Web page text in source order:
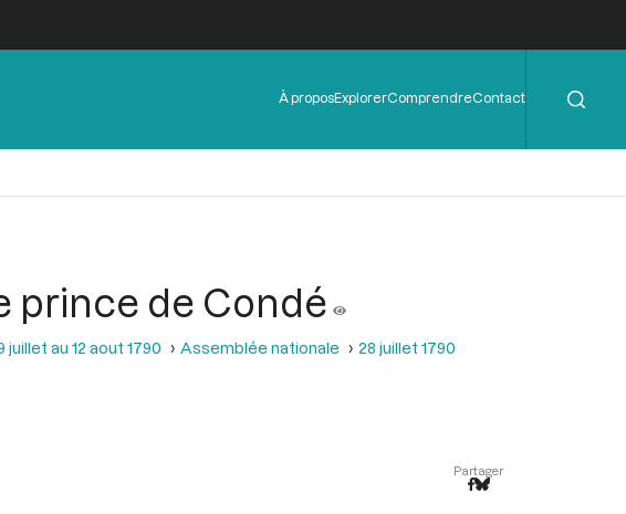
Menu
de
À proposExplorerComprendreContact
prince de Condé
juillet au 12 aout 1790 Assemblée nationale 28 juillet 1790
Partager